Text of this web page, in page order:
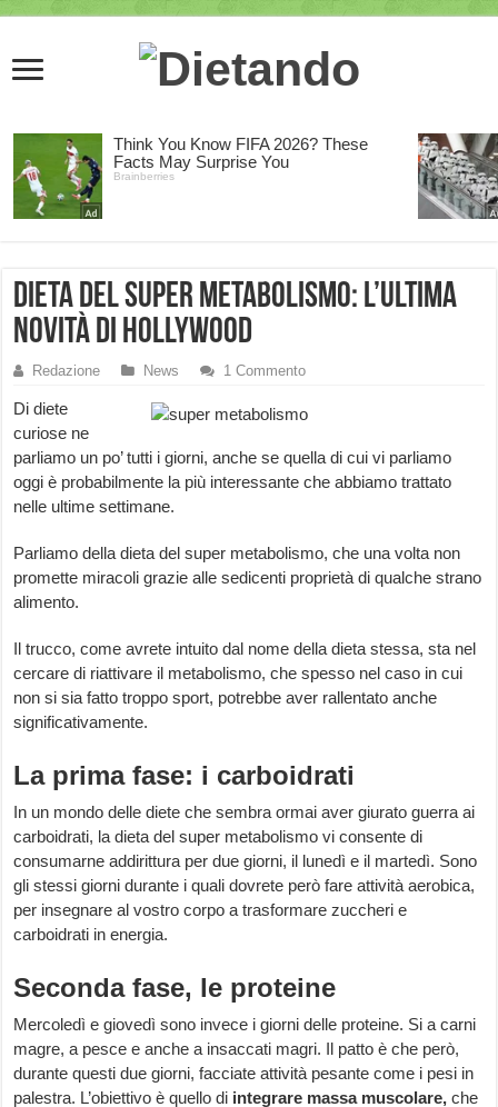
Dieta del super metabolismo: l’ultima
novità di Hollywood
Redazione News 1 Commento
Di diete
curiose ne
parliamo un po’ tutti i giorni, anche se quella di cui vi parliamo
oggi è probabilmente la più interessante che abbiamo trattato
nelle ultime settimane.
Parliamo della dieta del super metabolismo, che una volta non
promette miracoli grazie alle sedicenti proprietà di qualche strano
alimento.
Il trucco, come avrete intuito dal nome della dieta stessa, sta nel
cercare di riattivare il metabolismo, che spesso nel caso in cui
non si sia fatto troppo sport, potrebbe aver rallentato anche
significativamente.
La prima fase: i carboidrati
In un mondo delle diete che sembra ormai aver giurato guerra ai
carboidrati, la dieta del super metabolismo vi consente di
consumarne addirittura per due giorni, il lunedì e il martedì. Sono
gli stessi giorni durante i quali dovrete però fare attività aerobica,
per insegnare al vostro corpo a trasformare zuccheri e
carboidrati in energia.
Seconda fase, le proteine
Mercoledì e giovedì sono invece i giorni delle proteine. Si a carni
magre, a pesce e anche a insaccati magri. Il patto è che però,
durante questi due giorni, facciate attività pesante come i pesi in
palestra. L’obiettivo è quello di integrare massa muscolare,che